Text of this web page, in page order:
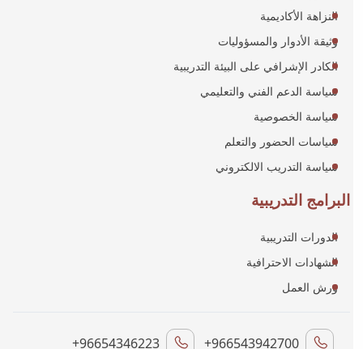
النزاهة الأكاديمية
وثيقة الأدوار والمسؤوليات
الكادر الإشرافي على البيئة التدريبية
سياسة الدعم الفني والتعليمي
سياسة الخصوصية
سياسات الحضور والتعلم
سياسة التدريب الالكتروني
البرامج التدريبية
الدورات التدريبية
الشهادات الاحترافية
ورش العمل
+966543942700
+96654346223